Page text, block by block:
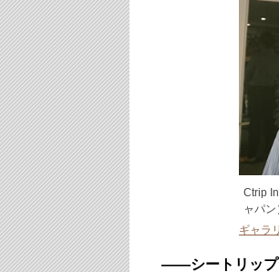
Ctrip
ャパ
ギャラ
――シートリップ